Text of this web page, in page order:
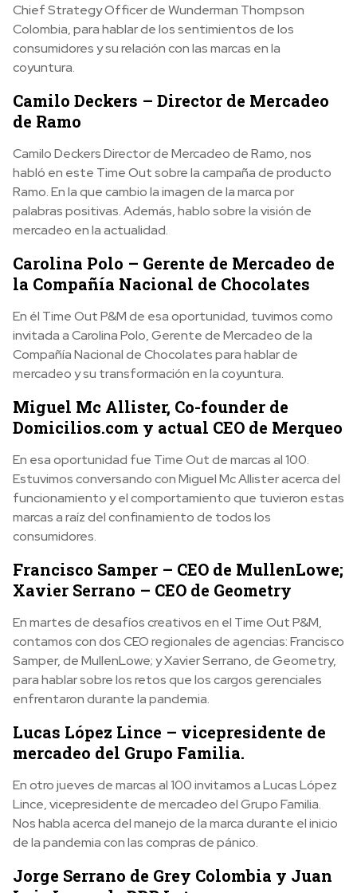
Chief Strategy Officer de Wunderman Thompson
Colombia, para hablar de los sentimientos de los
consumidores y su relación con las marcas en la
coyuntura.
Camilo Deckers – Director de Mercadeo
de Ramo
Camilo Deckers Director de Mercadeo de Ramo, nos
habló en este Time Out sobre la campaña de producto
Ramo. En la que cambio la imagen de la marca por
palabras positivas. Además, hablo sobre la visión de
mercadeo en la actualidad.
Carolina Polo – Gerente de Mercadeo de
la Compañía Nacional de Chocolates
En él Time Out P&M de esa oportunidad, tuvimos como
invitada a Carolina Polo, Gerente de Mercadeo de la
Compañía Nacional de Chocolates para hablar de
mercadeo y su transformación en la coyuntura.
Miguel Mc Allister, Co-founder de
Domicilios.com y actual CEO de Merqueo
En esa oportunidad fue Time Out de marcas al 100.
Estuvimos conversando con Miguel Mc Allister acerca del
funcionamiento y el comportamiento que tuvieron estas
marcas a raíz del confinamiento de todos los
consumidores.
Francisco Samper – CEO de MullenLowe;
Xavier Serrano – CEO de Geometry
En martes de desafíos creativos en el Time Out P&M,
contamos con dos CEO regionales de agencias: Francisco
Samper, de MullenLowe; y Xavier Serrano, de Geometry,
para hablar sobre los retos que los cargos gerenciales
enfrentaron durante la pandemia.
Lucas López Lince – vicepresidente de
mercadeo del Grupo Familia.
En otro jueves de marcas al 100 invitamos a Lucas López
Lince, vicepresidente de mercadeo del Grupo Familia.
Nos habla acerca del manejo de la marca durante el inicio
de la pandemia con las compras de pánico.
Jorge Serrano de Grey Colombia y Juan